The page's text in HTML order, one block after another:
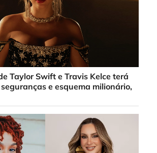
Taylor Swift e Travis Kelce terá
e esquema milionário,